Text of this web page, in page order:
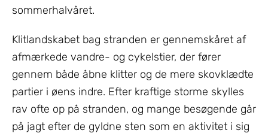
sommerhalvåret.
Klitlandskabet bag stranden er gennemskåret af
afmærkede vandre- og cykelstier, der fører
gennem både åbne klitter og de mere skovklædte
partier i øens indre. Efter kraftige storme skylles
rav ofte op på stranden, og mange besøgende går
på jagt efter de gyldne sten som en aktivitet i sig